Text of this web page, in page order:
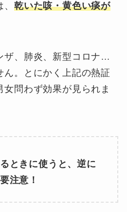
乾いた咳・黄色い痰が
ザ、肺炎、新型コロナ…
ん。とにかく上記の熱証
問わず効果が見られま
ときに使うと、逆に
注意！